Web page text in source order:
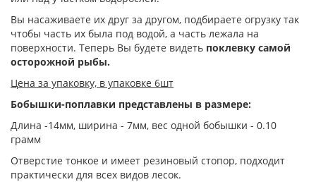
Вы насаживаете их друг за другом, подбираете огрузку так
чтобы часть их была под водой, а часть лежала на
поверхности. Теперь Вы будете видеть поклевку самой
осторожной рыбы.
Цена за упаковку, в упаковке 6шт
Бобышки-поплавки представлены в размере:
Длина -14мм, ширина - 7мм, вес одной бобышки - 0.10
грамм
Отверстие тонкое и имеет резиновый стопор, подходит
практически для всех видов лесок.